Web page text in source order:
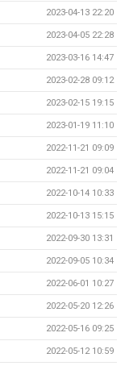
2023-04-13 22:20
2023-04-05 22:28
2023-03-16 14:47
2023-02-28 09:12
2023-02-15 19:15
2023-01-19 11:10
2022-11-21 09:09
2022-11-21 09:04
2022-10-14 10:33
2022-10-13 15:15
2022-09-30 13:31
2022-09-05 10:34
2022-06-01 10:27
2022-05-20 12:26
2022-05-16 09:25
2022-05-12 10:59